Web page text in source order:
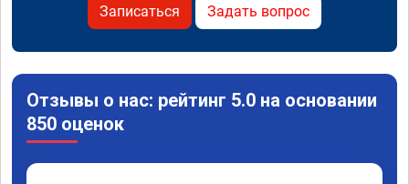
Записаться Задать вопрос
Отзывы о нас: рейтинг 5.0 на основании
850 оценок